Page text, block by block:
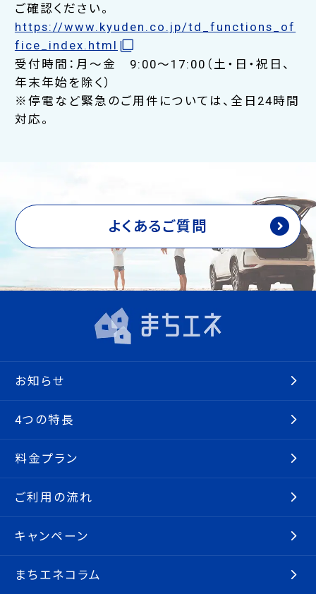
ご確認ください。
https://www.kyuden.co.jp/td_functions_of
fice_index.html
受付時間：月～金 9:00～17:00（土・日・祝日、
年末年始を除く）
※停電など緊急のご用件については、全日24時間
対応。
よくあるご質問
お知らせ
4つの特長
料金プラン
ご利用の流れ
キャンペーン
まちエネコラム